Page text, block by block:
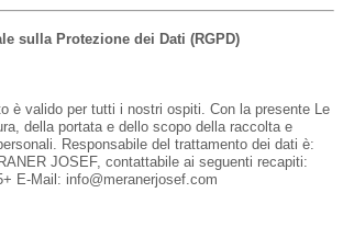
sulla Protezione dei Dati (RGPD)
è valido per tutti i nostri ospiti. Con la presente Le
della portata e dello scopo della raccolta e
Responsabile del trattamento dei dati è:
JOSEF, contattabile ai seguenti recapiti:
+ E-Mail: info@meranerjosef.com